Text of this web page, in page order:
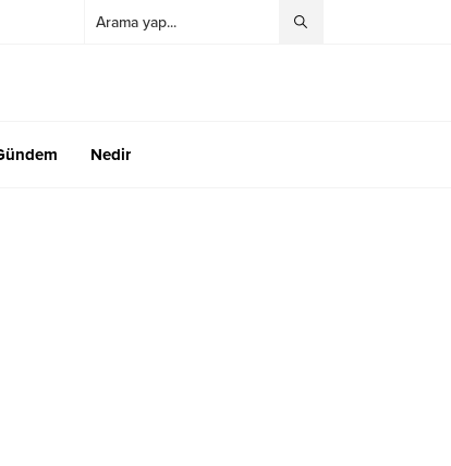
Nedir